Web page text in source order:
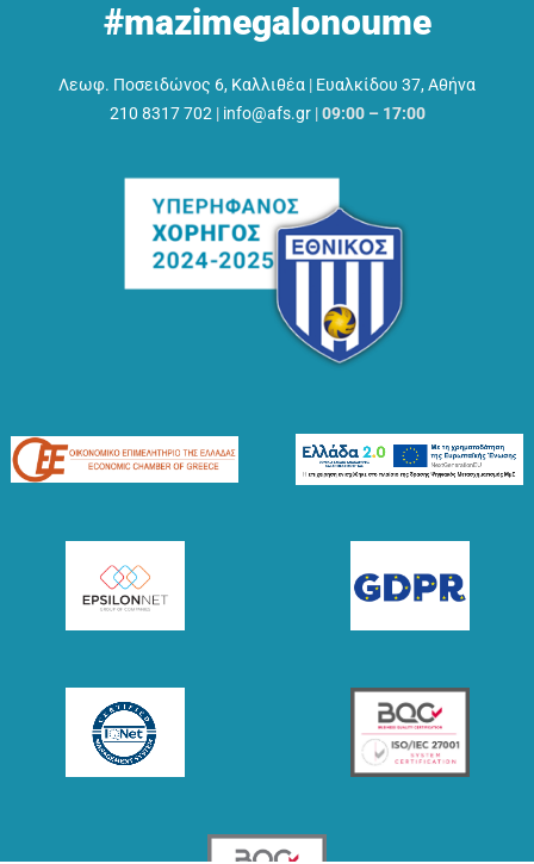
#mazimegalonoume
Λεωφ. Ποσειδώνος 6, Καλλιθέα | Ευαλκίδου 37, Αθήνα
210 8317 702 | info@afs.gr|09:00 – 17:00